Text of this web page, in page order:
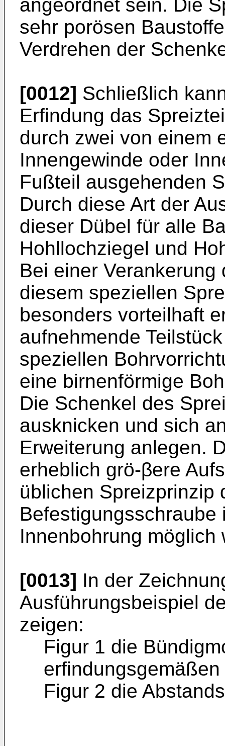
angeordnet sein. Die
sehr porösen
Verdrehen der
[0012] Schließlich
Erfindung das
durch zwei von einem
Innengewinde oder
Fußteil ausgehenden
Durch diese Art der
dieser Dübel für alle
Hohllochziegel und
Bei einer
diesem speziellen
besonders vorteilhaft
aufnehmende
speziellen
eine birnenförmige
Die Schenkel des
ausknicken und sich
Erweiterung anlegen.
erheblich grö-βere
üblichen Spreizprinzip
Innenbohrung möglich
[0013] In der
Ausführungsbeispiel
zeigen:
Figur 1 die
Figur 2 die